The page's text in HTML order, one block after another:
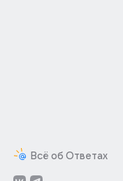
Всё об Ответах